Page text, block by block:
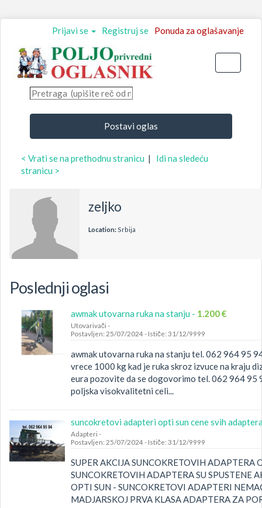
Ponuda za oglašavanje
Registruj se
Prijavi se
Postavi oglas
< Vrati se na prethodnu stranicu | Idi na sledeću
stranicu >
zeljko
Location: Srbija
Poslednji oglasi
awmak utovarna ruka na stanju - 1.200 €
Utovarivači -
Postavljen: 25/07/2024 - Ističe: 31/12/9999
awmak utovarna ruka na stanju tel. 062 964 95
vrece 1000 kg kad je ruka skroz izvuce na kraju
eura pozovite da se dogovorimo tel. 062 964 95
poljska visokvalitetni celi...
suncokretovi adapteri opti sun cene svih
Adapteri -
Postavljen: 25/07/2024 - Ističe: 31/12/9999
SUPER AKCIJA SUNCOKRETOVIH ADAPTERA
SUNCOKRETOVIH ADAPTERA SU SPUSTENE
OPTI SUN - SUNCOKRETOVI ADAPTERI
MADJARSKOJ PRVA KLASA ADAPTERA ZA